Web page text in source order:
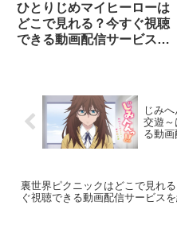
ひとりじめマイヒーローは
どこで見れる？今すぐ視聴
できる動画配信サービスを
じみ
交遊～
る動画
裏世界ピクニックはどこで見れ
ぐ視聴できる動画配信サービスを